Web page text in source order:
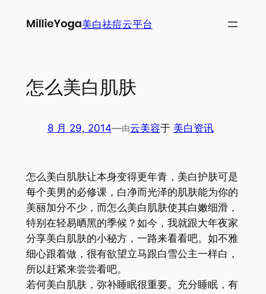
美白祛痘云平台
怎么美白肌肤
8 月 29, 2014—由云美容于 美白资讯
怎么美白肌肤让本身变得更年青，美白护肤可是
每个美男的必修课，白净而光泽的肌肤能为你的
美丽加分不少，而怎么美白肌肤使其白嫩细滑，
特别在轻易晒黑的季候？如今，我就跟大年夜家
分享美白肌肤的小秘方，一路来看看吧。如不雅
细心跟着做，很有欲望立马跟白雪公主一样白，
所以赶紧来尝尝看吧。
若何美白肌肤，弥补睡眠很重要。充分睡眠，有